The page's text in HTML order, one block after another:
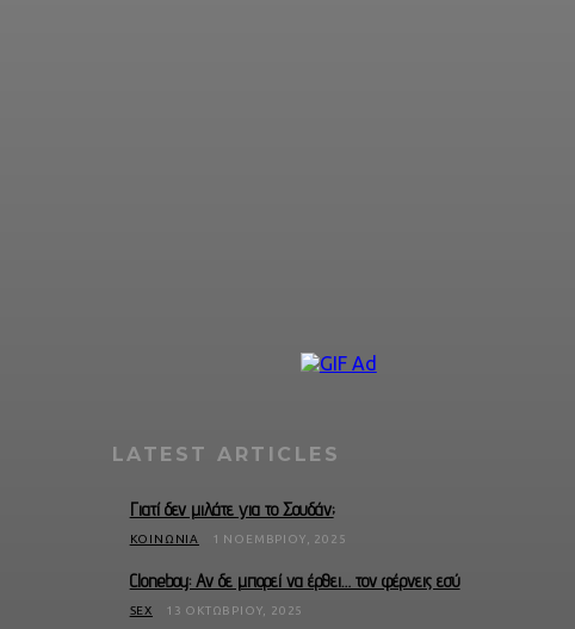
LATEST ARTICLES
Γιατί δεν μιλάτε για το Σουδάν;
ΚΟΙΝΩΝΊΑ 1 ΝΟΕΜΒΡΊΟΥ, 2025
Cloneboy: Αν δε μπορεί να έρθει… τον φέρνεις εσύ
SEX 13 ΟΚΤΩΒΡΊΟΥ, 2025